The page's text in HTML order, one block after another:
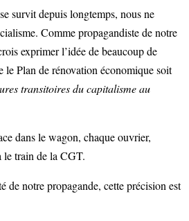
survit depuis longtemps, nous ne
Comme propagandiste de notre
exprimer l’idée de beaucoup de
le Plan de rénovation économique soit
transitoires du capitalisme au
dans le wagon, chaque ouvrier,
le train de la CGT.
de notre propagande, cette précision est